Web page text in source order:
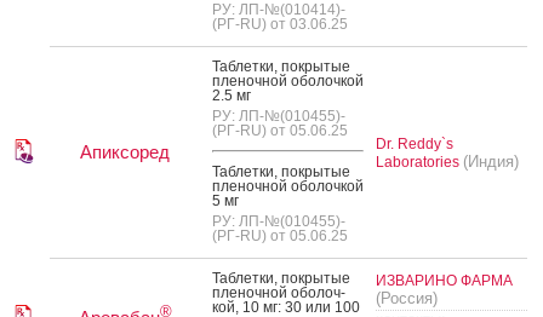
РУ: ЛП-№(010414)-
(РГ-RU) от 03.06.25
Апиксоред
Таб­летки, пок­ры­тые
пле­ноч­ной обо­лоч­кой
2.5 мг
РУ: ЛП-№(010455)-
(РГ-RU) от 05.06.25
Таб­летки, пок­ры­тые
пле­ноч­ной обо­лоч­кой
5 мг
РУ: ЛП-№(010455)-
(РГ-RU) от 05.06.25
Dr. Reddy`s
Laboratories (Индия)
®
Таб­летки, пок­ры­тые
пле­ноч­ной обо­лоч­
кой, 10 мг: 30 или 100
ИЗВАРИНО ФАРМА
(Россия)